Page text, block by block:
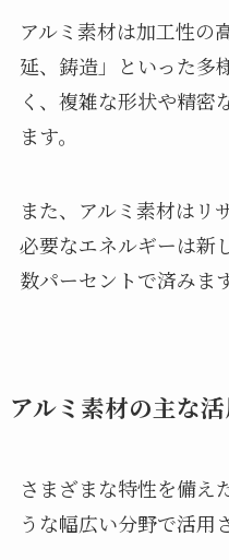
アルミ素材は加工性の
延、鋳造」といった多
く、複雑な形状や精密
ます。
また、アルミ素材はリ
必要なエネルギーは新
数パーセントで済みます
アルミ素材の主な
さまざまな特性を備え
うな幅広い分野で活用